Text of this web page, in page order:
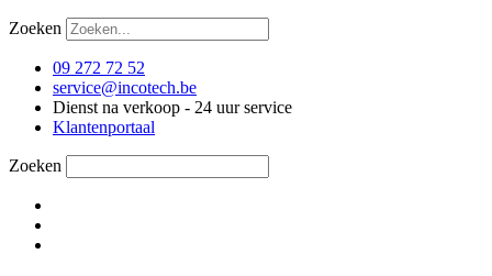
Zoeken
09 272 72 52
service@incotech.be
Dienst na verkoop - 24 uur service
Klantenportaal
Zoeken